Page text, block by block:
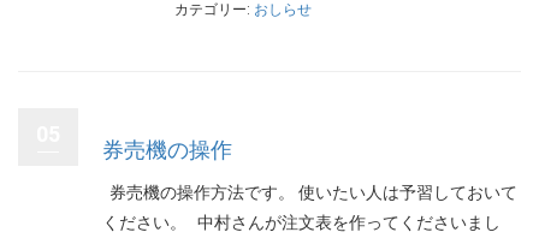
カテゴリー: おしらせ
券売機の操作
券売機の操作方法です。 使いたい人は予習しておいて
ください。 中村さんが注文表を作ってくださいまし